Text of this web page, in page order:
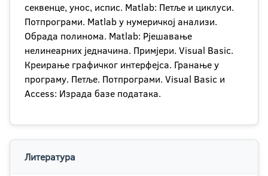
секвенце, унос, испис. Matlab: Петље и циклуси.
Потпрограми. Matlab у нумеричкој анализи.
Обрада полинома. Matlab: Рјешавање
нелинеарних једначина. Примјери. Visual Basic.
Креирање графичког интерфејса. Гранање у
програму. Петље. Потпрограми. Visual Basic и
Access: Израда базе података.
Литература